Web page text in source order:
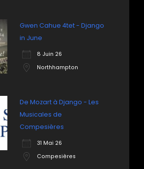
Gwen Cahue 4tet - Django
in June
8 Juin 26
Northhampton
De Mozart à Django - Les
Musicales de
Compesières
31 Mai 26
Compesières